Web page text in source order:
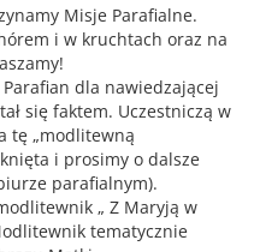
Misje Parafialne.
i w kruchtach oraz na
dla nawiedzającej
się faktem. Uczestniczą w
tę „modlitewną
i prosimy o dalsze
parafialnym).
„ Z Maryją w
tematycznie